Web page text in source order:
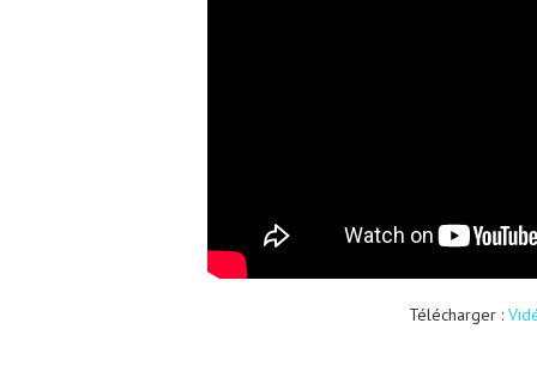
Télécharger :